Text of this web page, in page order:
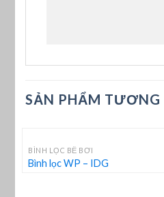
SẢN PHẨM
BÌNH LỌC BỂ BƠI
Bình lọc WP – IDG